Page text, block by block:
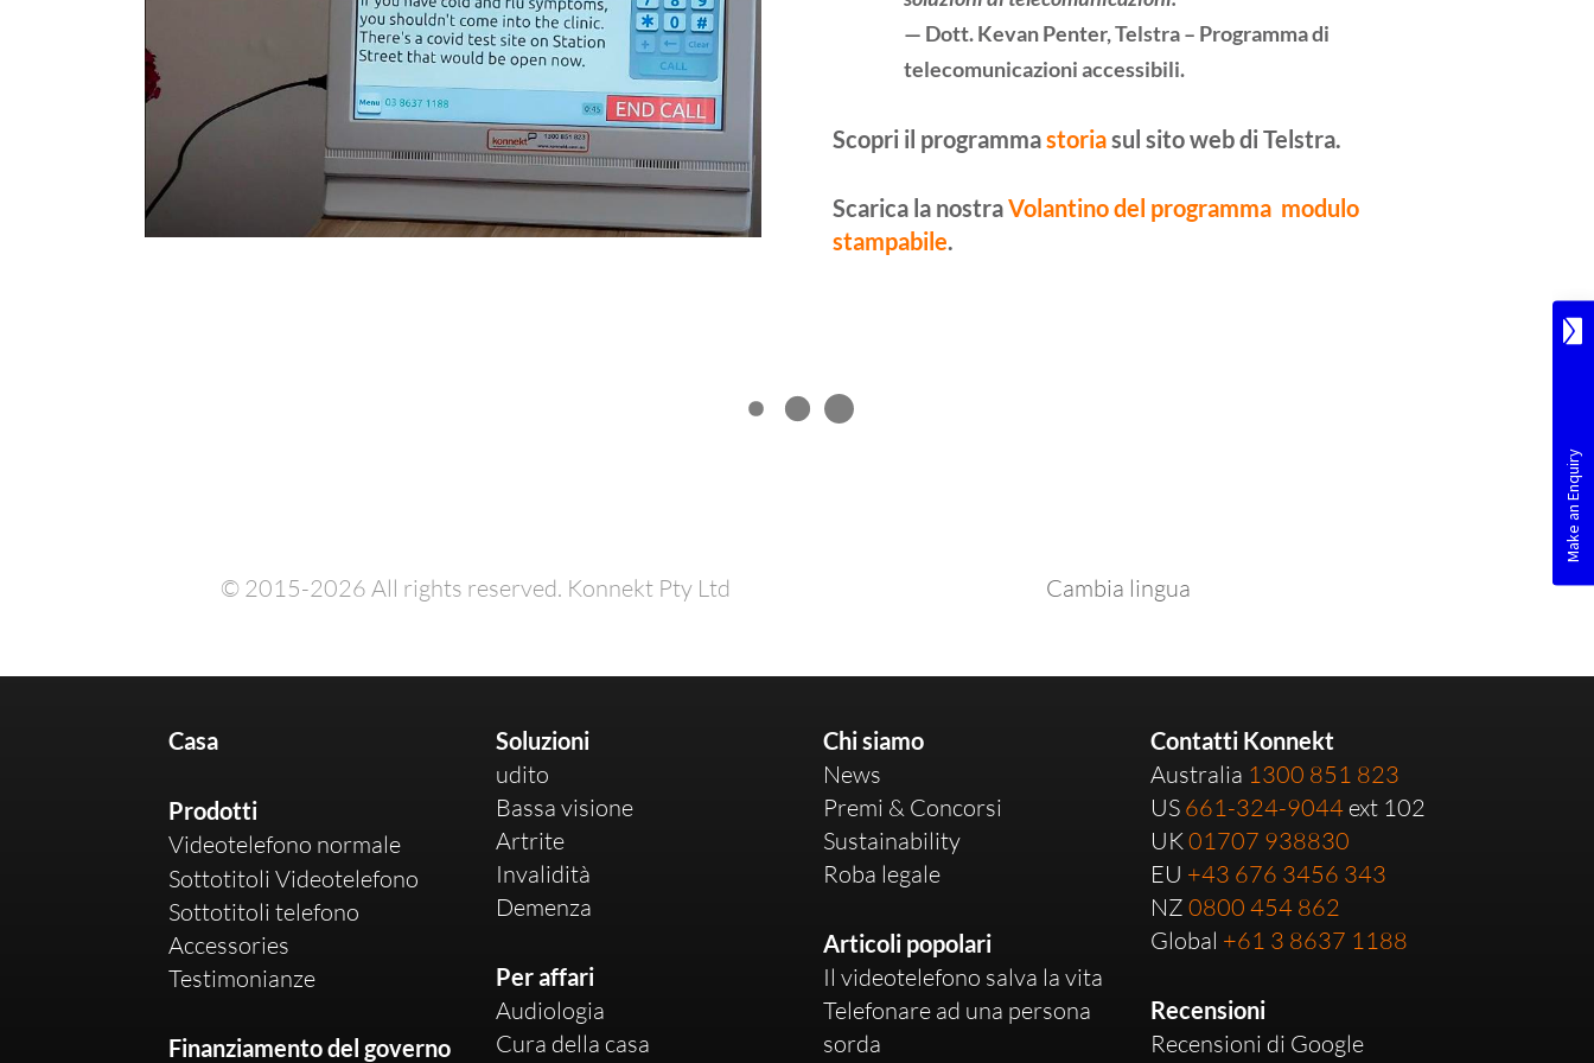
— Dott. Kevan Penter, Telstra – Programma di
telecomunicazioni accessibili.
Scopri il programmastoriasul sito web di Telstra.
Scarica la nostraVolantino del programma modulo
stampabile.
© 2015-2026 All rights reserved. Konnekt Pty Ltd Cambia lingua
Casa
Prodotti
Videotelefono normale
Sottotitoli Videotelefono
Sottotitoli telefono
Accessories
Testimonianze
Finanziamento del governo
Soluzioni
udito
Bassa visione
Artrite
Invalidità
Demenza
Per affari
Audiologia
Cura della casa
Chi siamo
News
Premi & Concorsi
Sustainability
Roba legale
Articoli popolari
Il videotelefono salva la vita
Telefonare ad una persona
sorda
Contatti Konnekt
Australia 1300 851 823
US 661-324-9044 ext 102
UK01707 938830
EU +43 676 3456 343
NZ 0800 454 862
Global +61 3 8637 1188
Recensioni
Recensioni di Google